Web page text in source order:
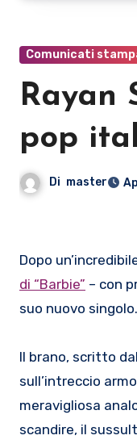
Comunicati
Rayan
pop
Di master
Dopo
di “Barbie” – con
suo nuovo singolo.
Il brano, scritto
sull’intreccio
meravigliosa
scandire, il